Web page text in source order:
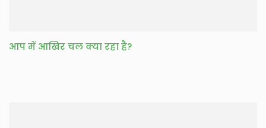
आप में आखिर चल क्या रहा है?